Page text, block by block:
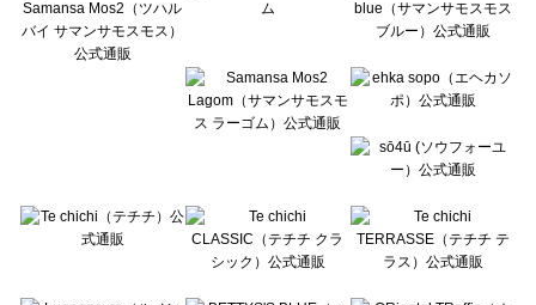
BETTY'S BLUE（べティーズブルー）のボトムス一覧
Wpc.（ワールドパーティー）のボトムス一覧